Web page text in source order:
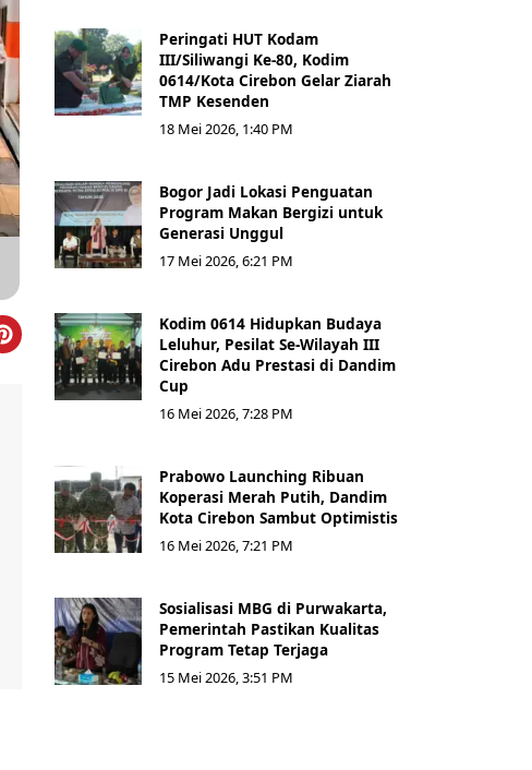
Peringati HUT Kodam
III/Siliwangi Ke-80, Kodim
0614/Kota Cirebon Gelar Ziarah
TMP Kesenden
18 Mei 2026, 1:40 PM
Bogor Jadi Lokasi Penguatan
Program Makan Bergizi untuk
Generasi Unggul
17 Mei 2026, 6:21 PM
Kodim 0614 Hidupkan Budaya
Leluhur, Pesilat Se-Wilayah III
Cirebon Adu Prestasi di Dandim
Cup
16 Mei 2026, 7:28 PM
Prabowo Launching Ribuan
Koperasi Merah Putih, Dandim
Kota Cirebon Sambut Optimistis
16 Mei 2026, 7:21 PM
Sosialisasi MBG di Purwakarta,
Pemerintah Pastikan Kualitas
Program Tetap Terjaga
15 Mei 2026, 3:51 PM